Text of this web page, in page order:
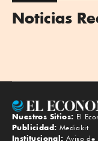
Noticias
Nuestros Sitios: El
Publicidad: Mediakit
Institucional: Aviso de